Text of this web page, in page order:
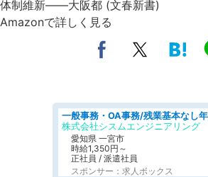
体制維新――大阪都 (文春新書)
Amazonで詳しく見る
株式会社シスムエンジニアリング
愛知県 一宮市
時給1,350円～
正社員 / 派遣社員
スポンサー：求人ボックス